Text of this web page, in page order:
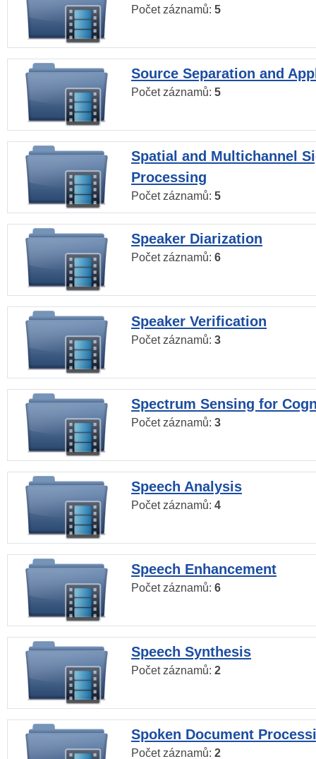
Počet záznamů: 5
Source Separation and
Počet záznamů: 5
Spatial and Multichannel
Processing
Počet záznamů: 5
Speaker Diarization
Počet záznamů: 6
Speaker Verification
Počet záznamů: 3
Spectrum Sensing for
Počet záznamů: 3
Speech Analysis
Počet záznamů: 4
Speech Enhancement
Počet záznamů: 6
Speech Synthesis
Počet záznamů: 2
Spoken Document
Počet záznamů: 2